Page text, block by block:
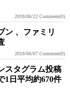
2018/06/22 Comment(0)
ン 、ファミリ
2018/06/07 Comment(0)
スタグラム投稿
1日平均約670件